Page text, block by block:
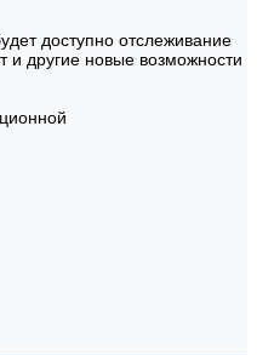
доступно отслеживание
и другие новые возможности